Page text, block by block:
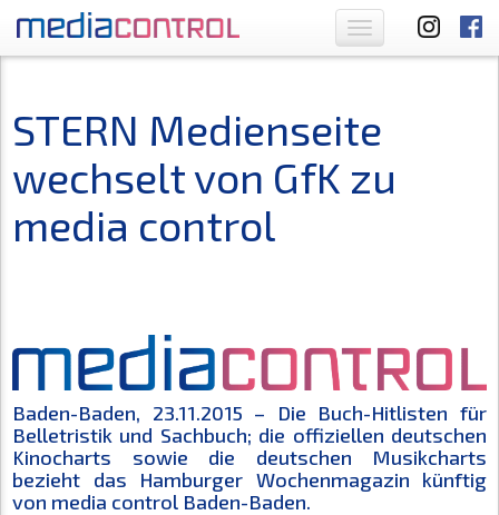
Toggle
navigation
STERN Medienseite
wechselt von GfK zu
media control
Baden-Baden, 23.11.2015 – Die Buch-Hitlisten für
Belletristik und Sachbuch; die offiziellen deutschen
Kinocharts sowie die deutschen Musikcharts
bezieht das Hamburger Wochenmagazin künftig
von media control Baden-Baden.